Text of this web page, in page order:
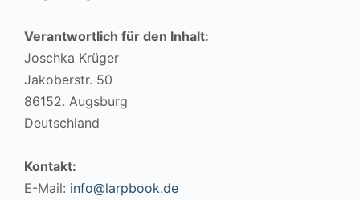
Verantwortlich für den Inhalt:
Joschka Krüger
Jakoberstr. 50
86152. Augsburg
Deutschland
Kontakt:
E-Mail: info@larpbook.de